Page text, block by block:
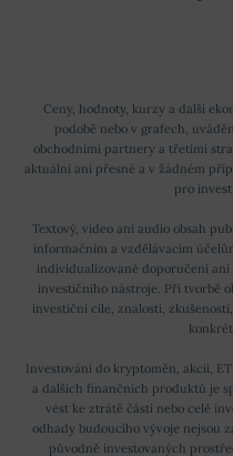
Ceny, hodnoty, kurzy a další
podobě nebo v grafech,
obchodními partnery a třetími
aktuální ani přesné a v žádném
pro
Textový, video ani audio obsah
informačním a vzdělávacím
individualizované doporučení
investičního nástroje. Při tvorbě
investiční cíle, znalosti,
Investování do kryptoměn, akcií,
a dalších finančních produktů je
vést ke ztrátě části nebo celé
odhady budoucího vývoje nejsou
původně investovaných